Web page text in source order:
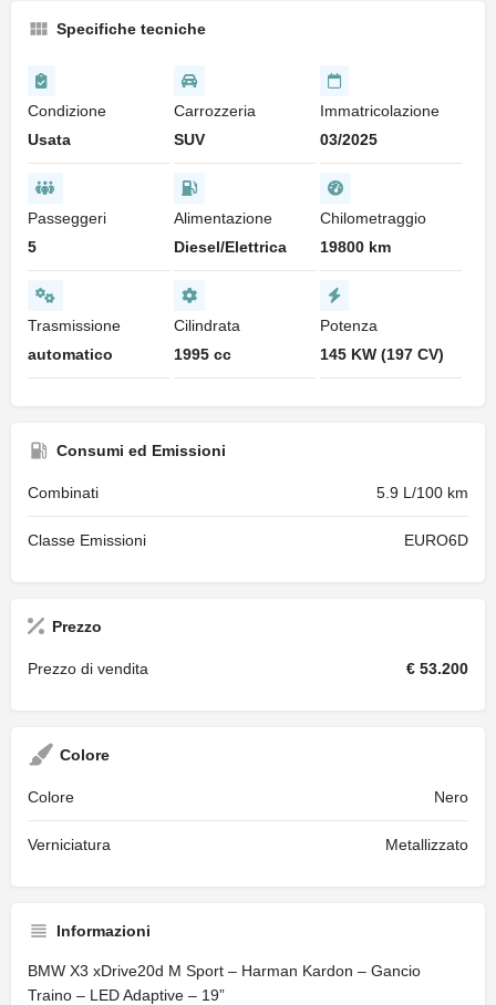
Specifiche tecniche
Condizione
Usata
Carrozzeria
SUV
Immatricolazione
03/2025
Passeggeri
5
Alimentazione
Diesel/Elettrica
Chilometraggio
19800 km
Trasmissione
automatico
Cilindrata
1995 cc
Potenza
145 KW (197 CV)
Consumi ed Emissioni
Combinati 5.9 L/100 km
Classe Emissioni EURO6D
Prezzo
Prezzo di vendita € 53.200
Colore
Colore Nero
Verniciatura Metallizzato
Informazioni
BMW X3 xDrive20d M Sport – Harman Kardon – Gancio
Traino – LED Adaptive – 19”